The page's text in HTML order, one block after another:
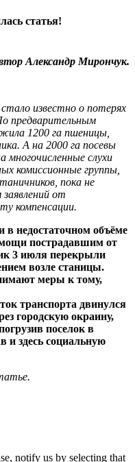
статья!
Александр Мирончук.
известно о потерях
предварительным
1200 га пшеницы,
А на 2000 га посевы
слухи
комиссионные группы,
пока не
от
компенсации.
в недостаточном объёме
пострадавшим от
3 июля перекрыли
возле станицы.
меры к тому,
транспорта двинулся
городскую окраину,
поселок в
и здесь социальную
notify us by selecting that